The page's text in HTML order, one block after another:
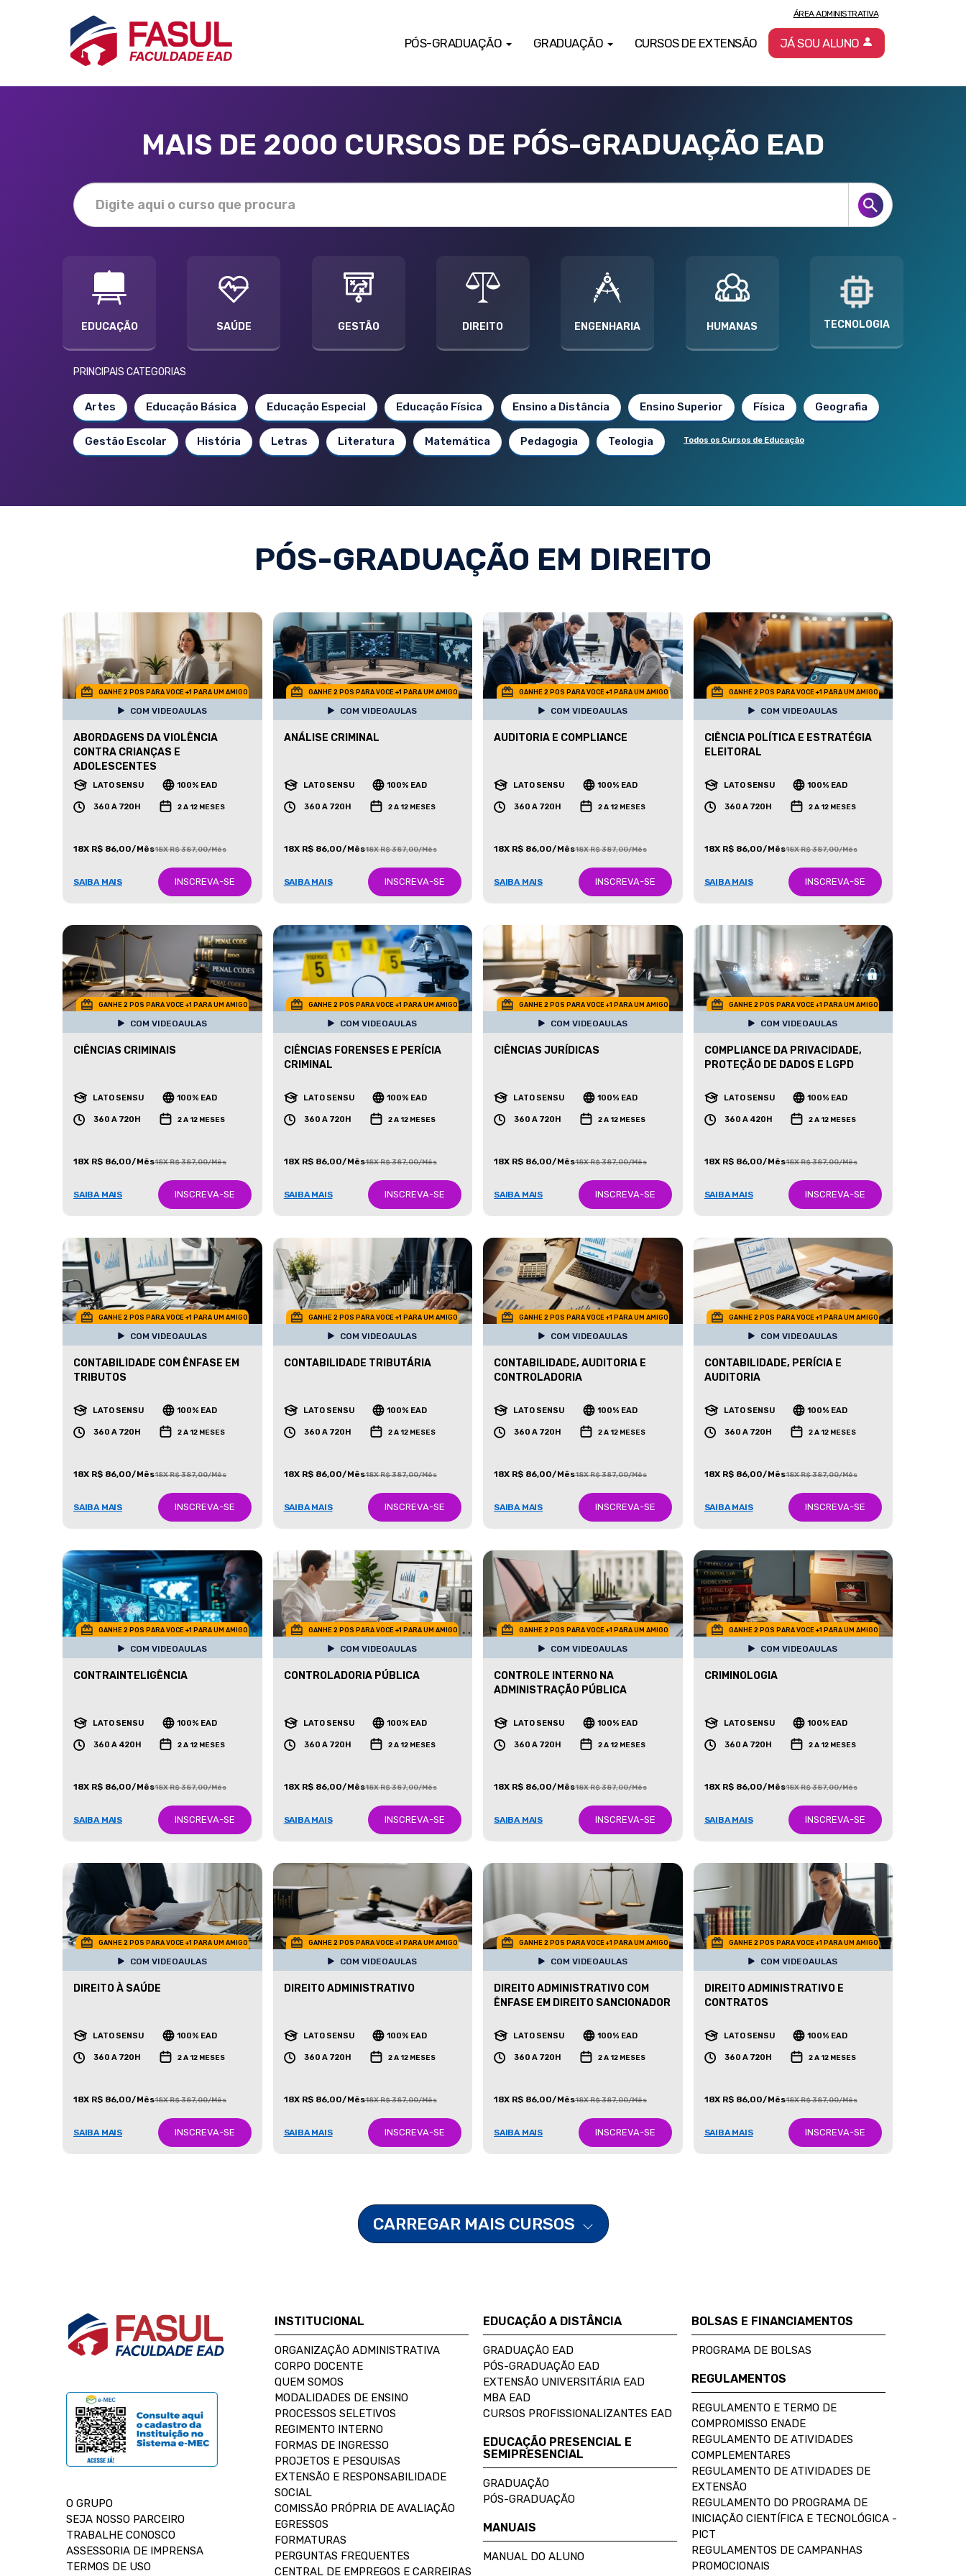
PÓS-GRADUAÇÃO GRADUAÇÃO CURSOS DE EXTENSÃO
ÁREA ADMINISTRATIVA
JÁ SOU ALUNO
MAIS DE 2000 CURSOS DE PÓS-GRADUAÇÃO EAD
EDUCAÇÃO SAÚDE GESTÃO DIREITO ENGENHARIA HUMANAS TECNOLOGIA
PRINCIPAIS CATEGORIAS
Artes Educação Básica Educação Especial Educação Física Ensino a Distância Ensino Superior Física Geografia
Gestão Escolar História Letras Literatura Matemática Pedagogia Teologia Todos os Cursos de Educação
PÓS-GRADUAÇÃO EM DIREITO
GANHE 2 POS PARA VOCE +1 PARA UM AMIGO
COM VIDEOAULAS
ABORDAGENS DA VIOLÊNCIA
CONTRA CRIANÇAS E
ADOLESCENTES
LATO SENSU 100% EAD
360 A 720H 2 A 12 MESES
18X R$ 86,00/Mês18X R$ 387,00/Mês
SAIBA MAIS INSCREVA-SE
GANHE 2 POS PARA VOCE +1 PARA UM AMIGO
COM VIDEOAULAS
ANÁLISE CRIMINAL
LATO SENSU 100% EAD
360 A 720H 2 A 12 MESES
18X R$ 86,00/Mês18X R$ 387,00/Mês
SAIBA MAIS INSCREVA-SE
GANHE 2 POS PARA VOCE +1 PARA UM AMIGO
COM VIDEOAULAS
AUDITORIA E COMPLIANCE
LATO SENSU 100% EAD
360 A 720H 2 A 12 MESES
18X R$ 86,00/Mês18X R$ 387,00/Mês
SAIBA MAIS INSCREVA-SE
GANHE 2 POS PARA VOCE +1 PARA UM AMIGO
COM VIDEOAULAS
CIÊNCIA POLÍTICA E ESTRATÉGIA
ELEITORAL
LATO SENSU 100% EAD
360 A 720H 2 A 12 MESES
18X R$ 86,00/Mês18X R$ 387,00/Mês
SAIBA MAIS INSCREVA-SE
GANHE 2 POS PARA VOCE +1 PARA UM AMIGO
COM VIDEOAULAS
CIÊNCIAS CRIMINAIS
LATO SENSU 100% EAD
360 A 720H 2 A 12 MESES
18X R$ 86,00/Mês18X R$ 387,00/Mês
SAIBA MAIS INSCREVA-SE
GANHE 2 POS PARA VOCE +1 PARA UM AMIGO
COM VIDEOAULAS
CIÊNCIAS FORENSES E PERÍCIA
CRIMINAL
LATO SENSU 100% EAD
360 A 720H 2 A 12 MESES
18X R$ 86,00/Mês18X R$ 387,00/Mês
SAIBA MAIS INSCREVA-SE
GANHE 2 POS PARA VOCE +1 PARA UM AMIGO
COM VIDEOAULAS
CIÊNCIAS JURÍDICAS
LATO SENSU 100% EAD
360 A 720H 2 A 12 MESES
18X R$ 86,00/Mês18X R$ 387,00/Mês
SAIBA MAIS INSCREVA-SE
GANHE 2 POS PARA VOCE +1 PARA UM AMIGO
COM VIDEOAULAS
COMPLIANCE DA PRIVACIDADE,
PROTEÇÃO DE DADOS E LGPD
LATO SENSU 100% EAD
360 A 420H 2 A 12 MESES
18X R$ 86,00/Mês18X R$ 387,00/Mês
SAIBA MAIS INSCREVA-SE
GANHE 2 POS PARA VOCE +1 PARA UM AMIGO
COM VIDEOAULAS
CONTABILIDADE COM ÊNFASE EM
TRIBUTOS
LATO SENSU 100% EAD
360 A 720H 2 A 12 MESES
18X R$ 86,00/Mês18X R$ 387,00/Mês
SAIBA MAIS INSCREVA-SE
GANHE 2 POS PARA VOCE +1 PARA UM AMIGO
COM VIDEOAULAS
CONTABILIDADE TRIBUTÁRIA
LATO SENSU 100% EAD
360 A 720H 2 A 12 MESES
18X R$ 86,00/Mês18X R$ 387,00/Mês
SAIBA MAIS INSCREVA-SE
GANHE 2 POS PARA VOCE +1 PARA UM AMIGO
COM VIDEOAULAS
CONTABILIDADE, AUDITORIA E
CONTROLADORIA
LATO SENSU 100% EAD
360 A 720H 2 A 12 MESES
18X R$ 86,00/Mês18X R$ 387,00/Mês
SAIBA MAIS INSCREVA-SE
GANHE 2 POS PARA VOCE +1 PARA UM AMIGO
COM VIDEOAULAS
CONTABILIDADE, PERÍCIA E
AUDITORIA
LATO SENSU 100% EAD
360 A 720H 2 A 12 MESES
18X R$ 86,00/Mês18X R$ 387,00/Mês
SAIBA MAIS INSCREVA-SE
GANHE 2 POS PARA VOCE +1 PARA UM AMIGO
COM VIDEOAULAS
CONTRAINTELIGÊNCIA
LATO SENSU 100% EAD
360 A 420H 2 A 12 MESES
18X R$ 86,00/Mês18X R$ 387,00/Mês
SAIBA MAIS INSCREVA-SE
GANHE 2 POS PARA VOCE +1 PARA UM AMIGO
COM VIDEOAULAS
CONTROLADORIA PÚBLICA
LATO SENSU 100% EAD
360 A 720H 2 A 12 MESES
18X R$ 86,00/Mês18X R$ 387,00/Mês
SAIBA MAIS INSCREVA-SE
GANHE 2 POS PARA VOCE +1 PARA UM AMIGO
COM VIDEOAULAS
CONTROLE INTERNO NA
ADMINISTRAÇÃO PÚBLICA
LATO SENSU 100% EAD
360 A 720H 2 A 12 MESES
18X R$ 86,00/Mês18X R$ 387,00/Mês
SAIBA MAIS INSCREVA-SE
GANHE 2 POS PARA VOCE +1 PARA UM AMIGO
COM VIDEOAULAS
CRIMINOLOGIA
LATO SENSU 100% EAD
360 A 720H 2 A 12 MESES
18X R$ 86,00/Mês18X R$ 387,00/Mês
SAIBA MAIS INSCREVA-SE
GANHE 2 POS PARA VOCE +1 PARA UM AMIGO
COM VIDEOAULAS
DIREITO À SAÚDE
LATO SENSU 100% EAD
360 A 720H 2 A 12 MESES
18X R$ 86,00/Mês18X R$ 387,00/Mês
SAIBA MAIS INSCREVA-SE
GANHE 2 POS PARA VOCE +1 PARA UM AMIGO
COM VIDEOAULAS
DIREITO ADMINISTRATIVO
LATO SENSU 100% EAD
360 A 720H 2 A 12 MESES
18X R$ 86,00/Mês18X R$ 387,00/Mês
SAIBA MAIS INSCREVA-SE
GANHE 2 POS PARA VOCE +1 PARA UM AMIGO
COM VIDEOAULAS
DIREITO ADMINISTRATIVO COM
ÊNFASE EM DIREITO SANCIONADOR
LATO SENSU 100% EAD
360 A 720H 2 A 12 MESES
18X R$ 86,00/Mês18X R$ 387,00/Mês
SAIBA MAIS INSCREVA-SE
GANHE 2 POS PARA VOCE +1 PARA UM AMIGO
COM VIDEOAULAS
DIREITO ADMINISTRATIVO E
CONTRATOS
LATO SENSU 100% EAD
360 A 720H 2 A 12 MESES
18X R$ 86,00/Mês18X R$ 387,00/Mês
SAIBA MAIS INSCREVA-SE
CARREGAR MAIS CURSOS
O GRUPO
SEJA NOSSO PARCEIRO
TRABALHE CONOSCO
ASSESSORIA DE IMPRENSA
TERMOS DE USO
INSTITUCIONAL
ORGANIZAÇÃO ADMINISTRATIVA
CORPO DOCENTE
QUEM SOMOS
MODALIDADES DE ENSINO
PROCESSOS SELETIVOS
REGIMENTO INTERNO
FORMAS DE INGRESSO
PROJETOS E PESQUISAS
EXTENSÃO E RESPONSABILIDADE
SOCIAL
COMISSÃO PRÓPRIA DE AVALIAÇÃO
EGRESSOS
FORMATURAS
PERGUNTAS FREQUENTES
CENTRAL DE EMPREGOS E CARREIRAS
EDUCAÇÃO A DISTÂNCIA
GRADUAÇÃO EAD
PÓS-GRADUAÇÃO EAD
EXTENSÃO UNIVERSITÁRIA EAD
MBA EAD
CURSOS PROFISSIONALIZANTES EAD
EDUCAÇÃO PRESENCIAL E
SEMIPRESENCIAL
GRADUAÇÃO
PÓS-GRADUAÇÃO
MANUAIS
MANUAL DO ALUNO
BOLSAS E FINANCIAMENTOS
PROGRAMA DE BOLSAS
REGULAMENTOS
REGULAMENTO E TERMO DE
COMPROMISSO ENADE
REGULAMENTO DE ATIVIDADES
COMPLEMENTARES
REGULAMENTO DE ATIVIDADES DE
EXTENSÃO
REGULAMENTO DO PROGRAMA DE
INICIAÇÃO CIENTÍFICA E TECNOLÓGICA -
PICT
REGULAMENTOS DE CAMPANHAS
PROMOCIONAIS